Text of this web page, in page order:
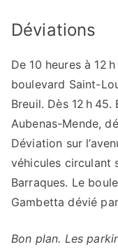
Déviations
De 10 heures à 12
boulevard Saint-
Breuil. Dès 12 h
Aubenas-Mende,
Déviation sur
véhicules circulant
Barraques. Le
Gambetta dévié
Bon plan. Les